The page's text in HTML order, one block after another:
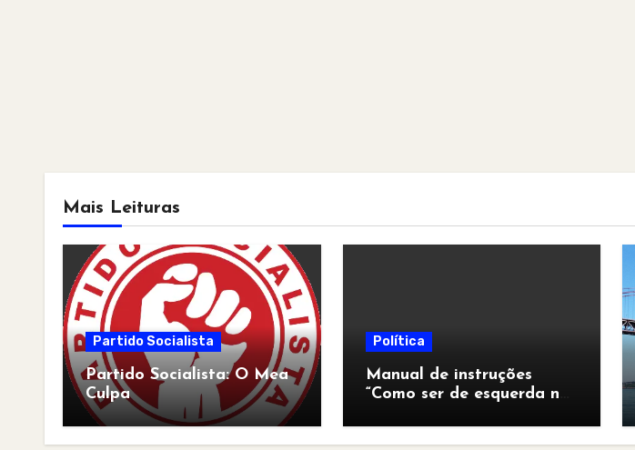
Mais Leituras
Partido Socialista
Partido Socialista: O Mea
Culpa
Política
Manual de instruções
“Como ser de esquerda no